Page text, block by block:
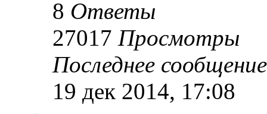
8 Ответы
27017 Просмотры
Последнее
19 дек 2014, 17:08